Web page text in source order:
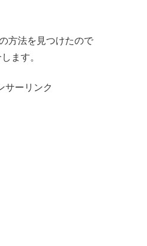
方法を見つけたので
ます。
サーリンク